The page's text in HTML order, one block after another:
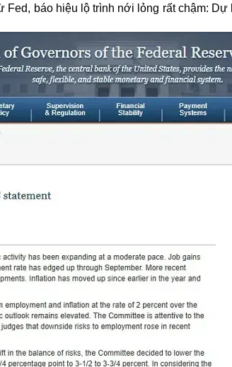
Fed, báo hiệu lộ trình nới lỏng rất chậm: